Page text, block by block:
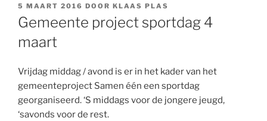
GEPLAATST
OP
5 MAART 2016 DOOR KLAAS PLAS
Gemeente project sportdag 4
maart
Vrijdag middag / avond is er in het kader van het
gemeenteproject Samen één een sportdag
georganiseerd. ‘S middags voor de jongere jeugd,
‘savonds voor de rest.